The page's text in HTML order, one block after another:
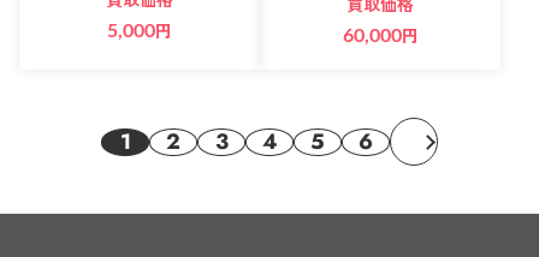
5,000円 60,000円
1 2 3 4 5 6